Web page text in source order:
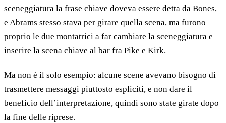
sceneggiatura la frase chiave doveva essere detta da Bones,
e Abrams stesso stava per girare quella scena, ma furono
proprio le due montatrici a far cambiare la sceneggiatura e
inserire la scena chiave al bar fra Pike e Kirk.
Ma non è il solo esempio: alcune scene avevano bisogno di
trasmettere messaggi piuttosto espliciti, e non dare il
beneficio dell’interpretazione, quindi sono state girate dopo
la fine delle riprese.